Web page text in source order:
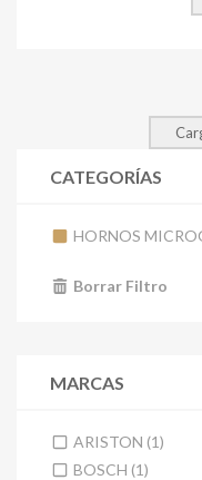
CATEGORÍAS
HORNOS
Borrar Filtro
MARCAS
ARISTON (1)
BOSCH (1)